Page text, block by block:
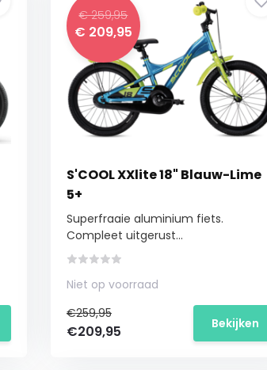
€ 259,95
€ 209,95
S'COOL XXlite 18" Blauw-Lime
5+
Superfraaie aluminium fiets.
Compleet uitgerust...
Niet op voorraad
€259,95
€209,95 Bekijken